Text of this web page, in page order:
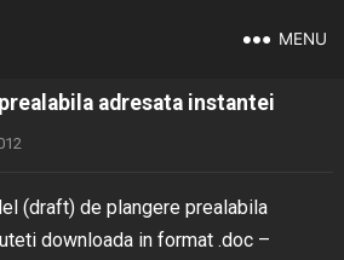
MENU
adresata instantei
(draft) de plangere prealabila
downloada in format .doc –